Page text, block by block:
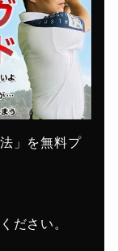
」を無料プ
ださい。